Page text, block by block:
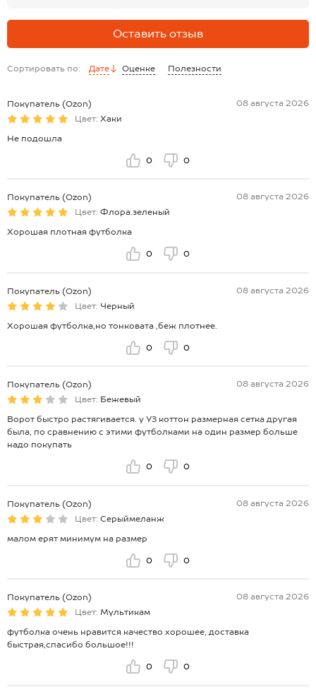
Оставить отзыв
Сортировать по: Дате Оценке Полезности
Покупатель (Ozon)
08 августа 2026
Цвет: Хаки
Не подошла
0 0
Покупатель (Ozon)
08 августа 2026
Цвет: Флора.зеленый
Хорошая плотная футболка
0 0
Покупатель (Ozon)
08 августа 2026
Цвет: Черный
Хорошая футболка,но тонковата ,беж плотнее.
0 0
Покупатель (Ozon)
08 августа 2026
Цвет: Бежевый
Ворот быстро растягивается. у УЗ коттон размерная сетка другая
была, по сравнению с этими футболками на один размер больше
надо покупать
0 0
Покупатель (Ozon)
08 августа 2026
Цвет: Серыймеланж
малом ерят минимум на размер
0 0
Покупатель (Ozon)
08 августа 2026
Цвет: Мультикам
футболка очень нравится качество хорошее, доставка
быстрая,спасибо большое!!!
0 0